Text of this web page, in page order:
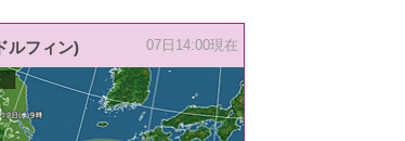
ルフィン) 07日14:00現在